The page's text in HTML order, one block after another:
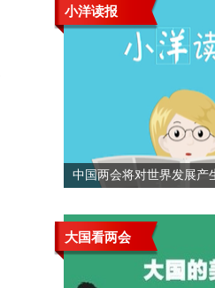
小洋读报
中国两会将对世界发展产
大国看两会